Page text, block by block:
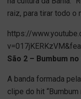
raiz, para tirar todo o
https://
São 2 – Bumbum
A banda formada
clipe do hit “Bumbum